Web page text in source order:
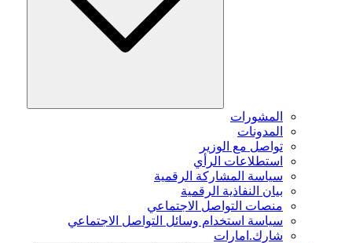
المشورات
المدونات
تواصل مع الوزير
استطلاعات الرأي
سياسة المشاركة الرقمية
بيان النفاذية الرقمية
منصات التواصل الاجتماعي
سياسة استخدام وسائل التواصل الاجتماعي
شارك.امارات